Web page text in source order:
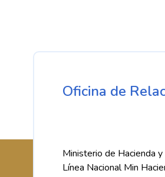
Oficina de
Ministerio de Hacienda
Línea Nacional Min